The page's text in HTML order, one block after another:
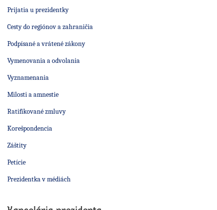
Prijatia u prezidentky
Cesty do regiónov a zahraničia
Podpísané a vrátené zákony
Vymenovania a odvolania
Vyznamenania
Milosti a amnestie
Ratifikované zmluvy
Korešpondencia
Záštity
Petície
Prezidentka v médiách